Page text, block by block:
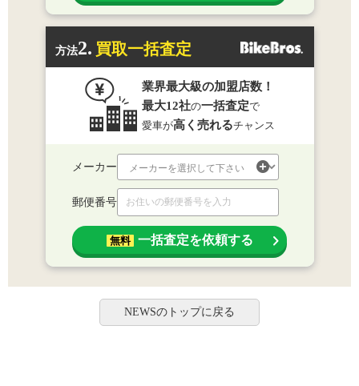
方法2. 買取一括査定
業界最大級の加盟店数！
最大12社の一括査定で
愛車が高く売れるチャンス
メーカー
郵便番号
無料 一括査定を依頼する
NEWSのトップに戻る